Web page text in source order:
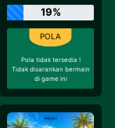
19%
Pola tidak tersedia !
Tidak disarankan bermain
di game ini